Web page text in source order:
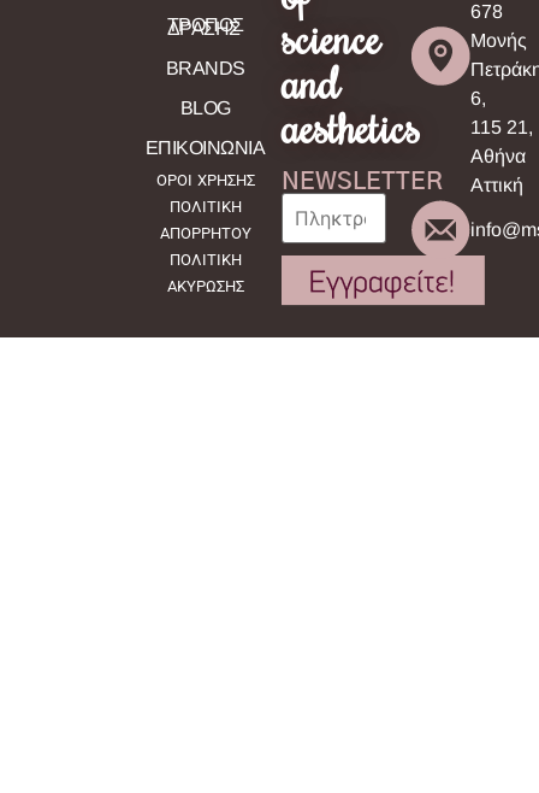
ΤΡΟΠΟΣ
ΔΡΑΣΗΣ
BRANDS
BLOG
ΕΠΙΚΟΙΝΩΝΙΑ
ΟΡΟΙ ΧΡΗΣΗΣ
ΠΟΛΙΤΙΚΗ
ΑΠΟΡΡΗΤΟΥ
ΠΟΛΙΤΙΚΗ
ΑΚΥΡΩΣΗΣ
science
and
aesthetics
NEWSLETTER
678
Μονής
6,
115 21,
Αθήνα
Αττική